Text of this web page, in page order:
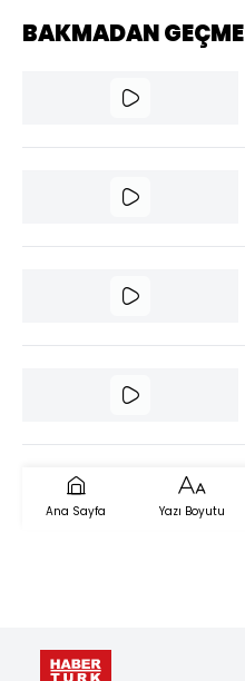
BAKMADAN GEÇME
Ana Sayfa Yazı Boyutu